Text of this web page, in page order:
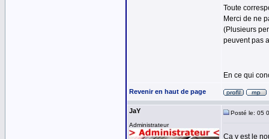
Toute
Merci de ne
(Plusieurs
peuvent pas
En ce qui
Revenir en haut de page
JaY
Administrateur
Posté le: 05
Ca y est le